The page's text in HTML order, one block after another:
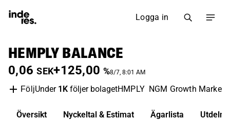
Logga in
HEMPLY BALANCE
0,06 SEK+125,00 %8/7, 8:01 AM
FöljUnder 1K följer bolagetHMPLY NGM Growth Market
Översikt Nyckeltal & Estimat Ägarlista